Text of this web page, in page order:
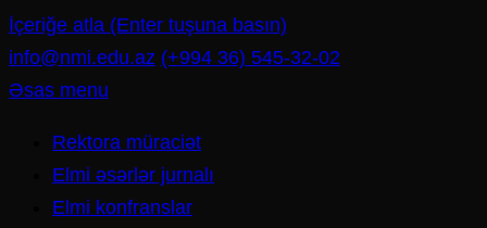
İçeriğe atla (Enter tuşuna basın)
info@nmi.edu.az (+994 36) 545-32-02
Əsas menu
Rektora müraciət
Elmi əsərlər jurnalı
Elmi konfranslar